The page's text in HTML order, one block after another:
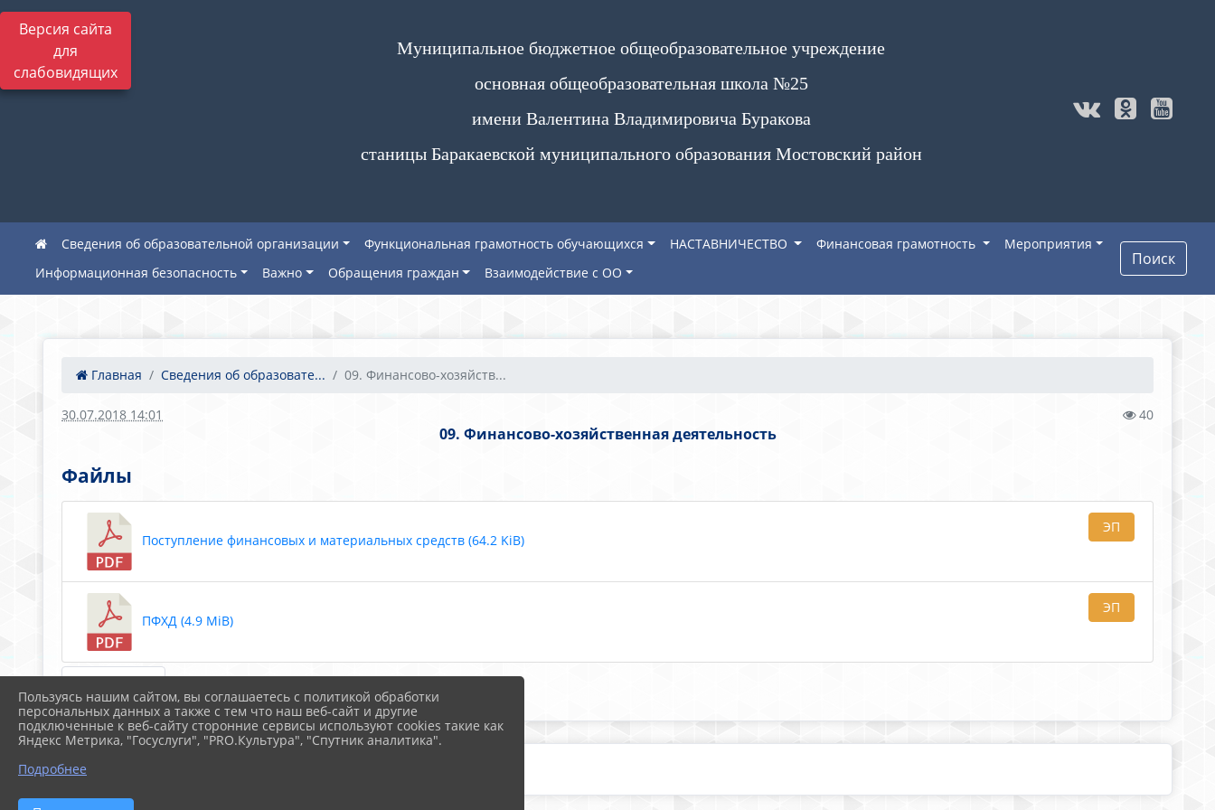
Версия сайта
для
слабовидящих
Муниципальное бюджетное общеобразовательное учреждение
основная общеобразовательная школа №25
имени Валентина Владимировича Буракова
станицы Баракаевской муниципального образования Мостовский район
Сведения об образовательной организации Функциональная грамотность обучающихся НАСТАВНИЧЕСТВО Финансовая грамотность
Мероприятия
Информационная безопасность
Важно Обращения граждан Взаимодействие с ОО
Поиск
Главная Сведения об образовате... 09. Финансово-хозяйств...
30.07.2018 14:01 40
09. Финансово-хозяйственная деятельность
Файлы
Поступление финансовых и материальных средств (64.2 KiB)
ЭП
ПФХД (4.9 MiB)
ЭП
Скачать все
Пользуясь нашим сайтом, вы соглашаетесь с политикой обработки
персональных данных а также с тем что наш веб-сайт и другие
подключенные к веб-сайту сторонние сервисы используют cookies такие как
Яндекс Метрика, "Госуслуги", "PRO.Культура", "Спутник аналитика".
Подробнее